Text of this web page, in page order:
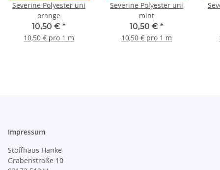
Severine Polyester uni
orange
10,50 € *
10,50 € pro 1 m
Severine Polyester uni
mint
10,50 € *
10,50 € pro 1 m
Impressum
Stoffhaus Hanke
Grabenstraße 10